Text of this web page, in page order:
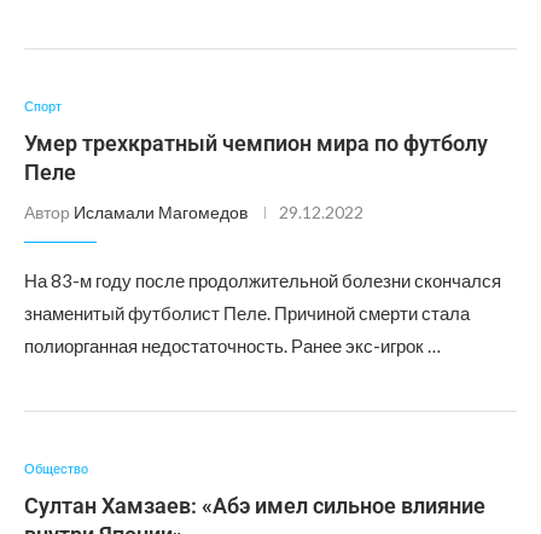
Спорт
Умер трехкратный чемпион мира по футболу
Пеле
Автор Исламали Магомедов 29.12.2022
На 83-м году после продолжительной болезни скончался
знаменитый футболист Пеле. Причиной смерти стала
полиорганная недостаточность. Ранее экс-игрок …
Общество
Султан Хамзаев: «Абэ имел сильное влияние